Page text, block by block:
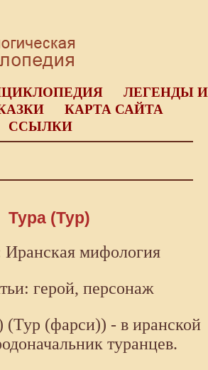
ЛЕГЕНДЫ И
КАРТА САЙТА
ССЫЛКИ
Тура (Тур)
мифология
герой, персонаж
(Тур (фарси)) - в иранской
туранцев.